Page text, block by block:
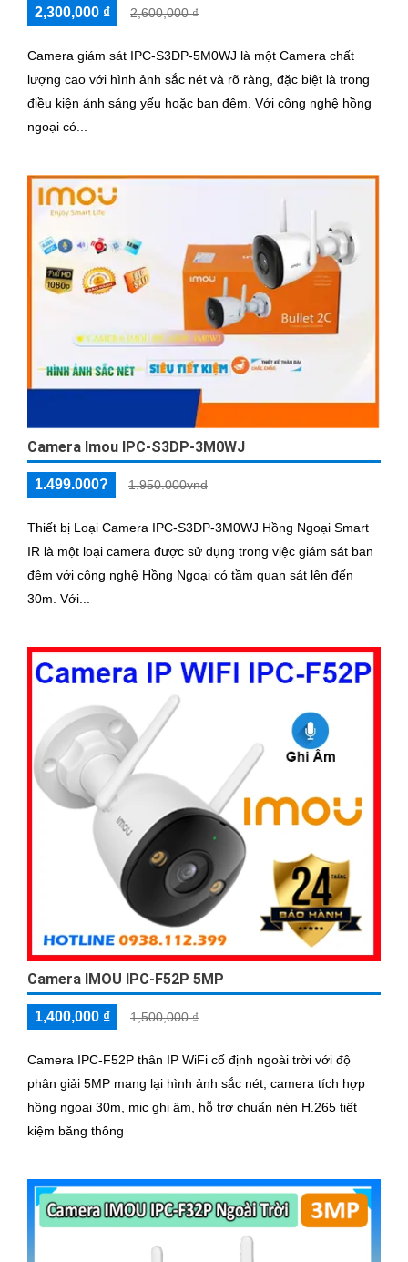
2,300,000 ₫ 2,600,000 ₫
Camera giám sát IPC-S3DP-5M0WJ là một Camera chất
lượng cao với hình ảnh sắc nét và rõ ràng, đặc biệt là trong
điều kiện ánh sáng yếu hoặc ban đêm. Với công nghệ hồng
ngoại có...
Camera Imou IPC-S3DP-3M0WJ
1.499.000? 1.950.000vnd
Thiết bị Loại Camera IPC-S3DP-3M0WJ Hồng Ngoại Smart
IR là một loại camera được sử dụng trong việc giám sát ban
đêm với công nghệ Hồng Ngoại có tầm quan sát lên đến
30m. Với...
Camera IMOU IPC-F52P 5MP
1,400,000 ₫ 1,500,000 ₫
Camera IPC-F52P thân IP WiFi cố định ngoài trời với độ
phân giải 5MP mang lại hình ảnh sắc nét, camera tích hợp
hồng ngoại 30m, mic ghi âm, hỗ trợ chuẩn nén H.265 tiết
kiệm băng thông